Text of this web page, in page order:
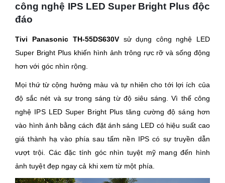
công nghệ IPS LED Super Bright Plus độc
đáo
Tivi Panasonic TH-55DS630V sử dụng công nghệ LED
Super Bright Plus khiến hình ảnh trông rực rỡ và sống động
hơn với góc nhìn rộng.
Mọi thứ từ cộng hưởng màu và tự nhiên cho tới lợi ích của
độ sắc nét và sự trong sáng từ độ siêu sáng. Vì thế công
nghệ IPS LED Super Bright Plus tăng cường độ sáng hơn
vào hình ảnh bằng cách đặt ánh sáng LED có hiệu suất cao
giá thành hạ vào phía sau tấm nền IPS có sự truyền dẫn
vượt trội. Các đặc tính góc nhìn tuyệt mỹ mang đến hình
ảnh tuyệt đẹp ngay cả khi xem từ một phía.